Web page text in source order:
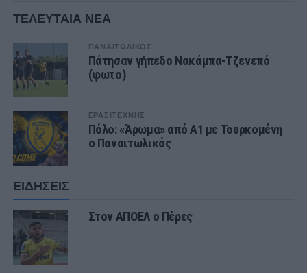
ΤΕΛΕΥΤΑΙΑ ΝΕΑ
ΠΑΝΑΙΤΩΛΙΚΟΣ
Πάτησαν γήπεδο Νακάμπα-Τζενεπό
(φωτο)
ΕΡΑΣΙΤΕΧΝΗΣ
Πόλο: «Άρωμα» από Α1 με Τουρκομένη
ο Παναιτωλικός
ΕΙΔΗΣΕΙΣ
Στον ΑΠΟΕΛ ο Πέρες